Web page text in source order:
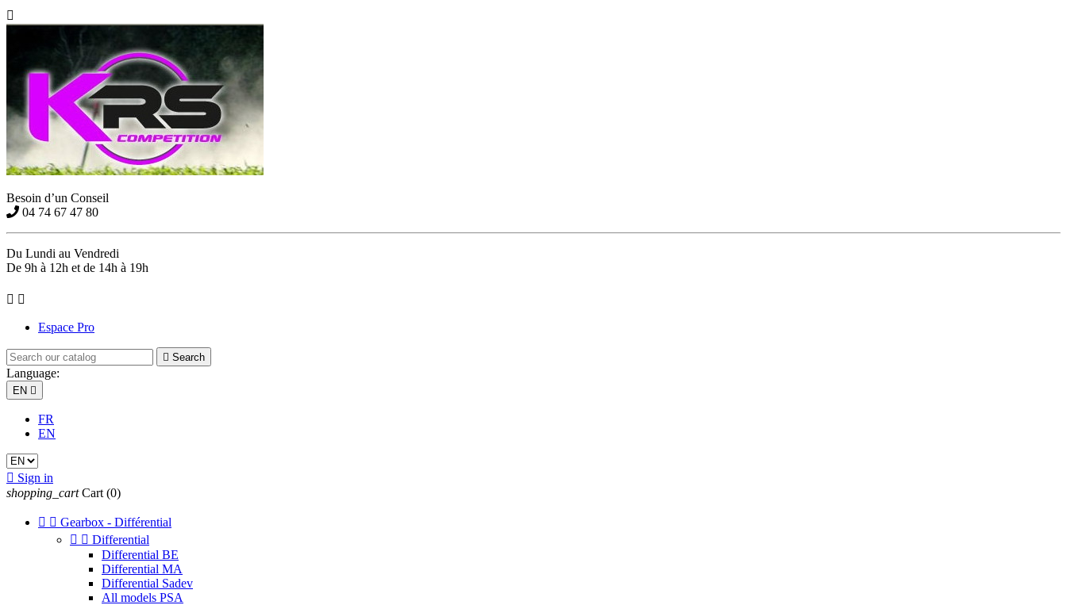

Besoin d’un Conseil
04 74 67 47 80
Du Lundi au Vendredi
De 9h à 12h et de 14h à 19h
 
Espace Pro
 Search
Language:
EN 
FR
EN
 Sign in
shopping_cart Cart (0)
  Gearbox - Différential
  Differential
Differential BE
Differential MA
Differential Sadev
All models PSA